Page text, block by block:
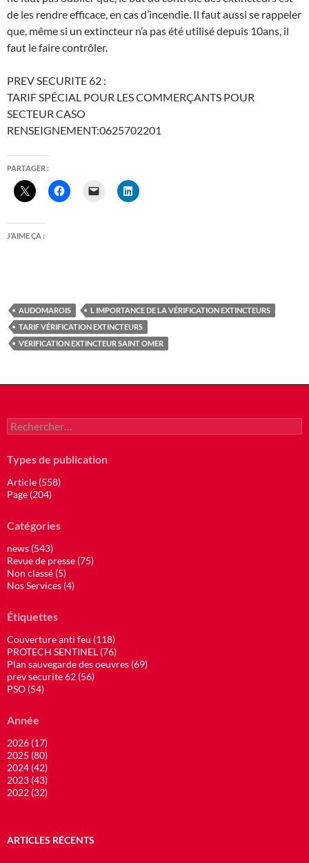
de les rendre efficace, en cas d’incendie. Il faut aussi se rappeler
que, même si un extincteur n’a pas été utilisé depuis 10ans, il
faut le faire contrôler.
PREV SECURITE 62 :
TARIF SPÉCIAL POUR LES COMMERÇANTS POUR
SECTEUR CASO
RENSEIGNEMENT:0625702201
PARTAGER :
J’AIME ÇA :
AUDOMAROIS
L IMPORTANCE DE LA VÉRIFICATION EXTINCTEURS
TARIF VÉRIFICATION EXTINCTEURS
VERIFICATION EXTINCTEUR SAINT OMER
Rechercher :
Types de publication
Article (558)
Page (204)
Catégories
news (543)
Revue de presse (75)
Non classé (5)
Nos Services (4)
Étiquettes
Couverture anti feu (118)
PROTECH SENTINEL (76)
Plan sauvegarde des oeuvres (69)
prev securite 62 (56)
PSO (54)
Année
2026 (17)
2025 (80)
2024 (42)
2023 (43)
2022 (32)
ARTICLES RÉCENTS